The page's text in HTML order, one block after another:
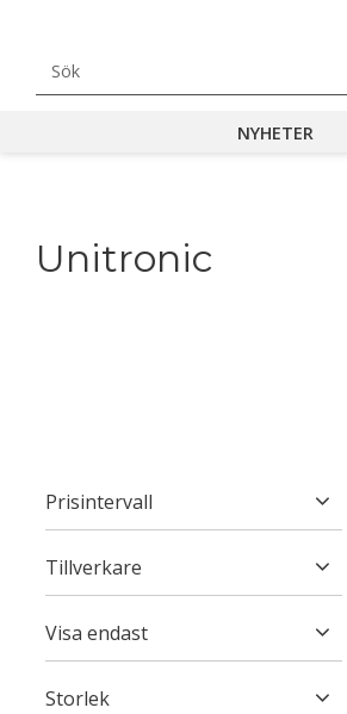
NYHETER
Unitronic
Prisintervall
Tillverkare
Visa endast
Storlek